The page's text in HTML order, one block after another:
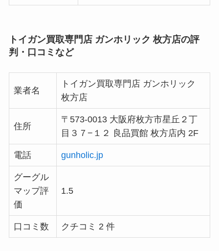
トイガン買取専門店 ガンホリック 枚方店の評
判・口コミなど
業者名
トイガン買取専門店 ガンホリック
枚方店
住所
〒573-0013 大阪府枚方市星丘２丁
目３７−１２ 良品買館 枚方店内 2F
電話 gunholic.jp
グーグル
マップ評
価
1.5
口コミ数 クチコミ 2 件